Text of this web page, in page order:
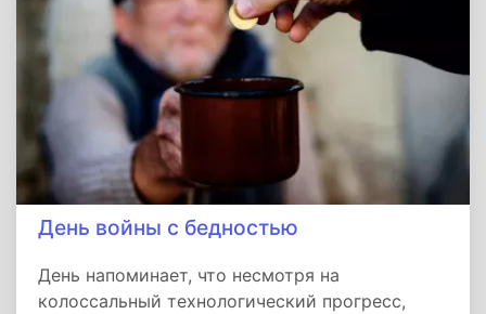
формировать мировоззрение, воспитывать
лучшие качества и объединять поколения
общей культурной памятью.
День войны с бедностью
День напоминает, что несмотря на
колоссальный технологический прогресс,